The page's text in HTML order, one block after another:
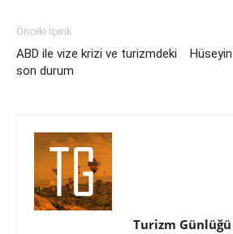
Önceki İçerik
ABD ile vize krizi ve turizmdeki
son durum
Turizm Günlüğü